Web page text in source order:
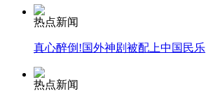
外交部：有关国家言论片面不公正
安徽一实载49人客车翻车
热点新闻
真心醉倒!国外神剧被配上中国民乐
热点新闻